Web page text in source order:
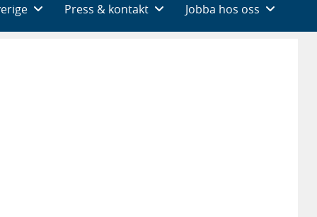
Press & kontakt Jobba hos oss